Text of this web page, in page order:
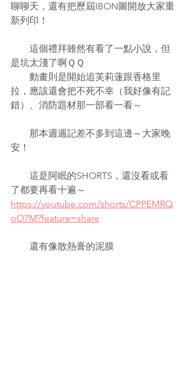
聊聊天，還有把歷屆IBON圖開放大家重
新列印！
這個禮拜雖然有看了一點小說，但
是坑太淺了啊ＱＱ
動畫則是開始追芙莉蓮跟香格里
拉，應該還會把不死不幸（我好像有記
錯）、消防題材那一部看一看～
那本週週記差不多到這邊～大家晚
安！
這是阿眠的SHORTS，還沒看或看
了都要再看十遍～
https://youtube.com/shorts/CPPEMRQ
oO7M?feature=share
還有像散熱膏的泥膜